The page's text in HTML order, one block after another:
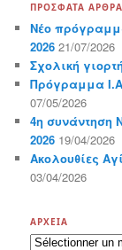
ΠΡΌΣΦΑΤΑ ΆΡΘΡΑ
Νέο
2026 21/07/2026
Σχολική
Πρόγραμμα
07/05/2026
4η συνάντηση
2026 19/04/2026
Ακολουθίες
03/04/2026
ΑΡΧΕΊΑ
Α